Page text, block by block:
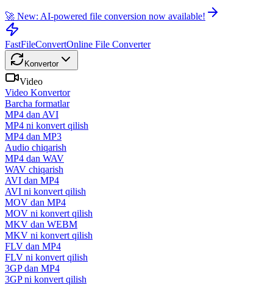
🚀 New: AI-powered file conversion now available!
FastFileConvertOnline File Converter
Konvertor
Video
Video Konvertor
Barcha formatlar
MP4 dan AVI
MP4 ni konvert qilish
MP4 dan MP3
Audio chiqarish
MP4 dan WAV
WAV chiqarish
AVI dan MP4
AVI ni konvert qilish
MOV dan MP4
MOV ni konvert qilish
MKV dan WEBM
MKV ni konvert qilish
FLV dan MP4
FLV ni konvert qilish
3GP dan MP4
3GP ni konvert qilish